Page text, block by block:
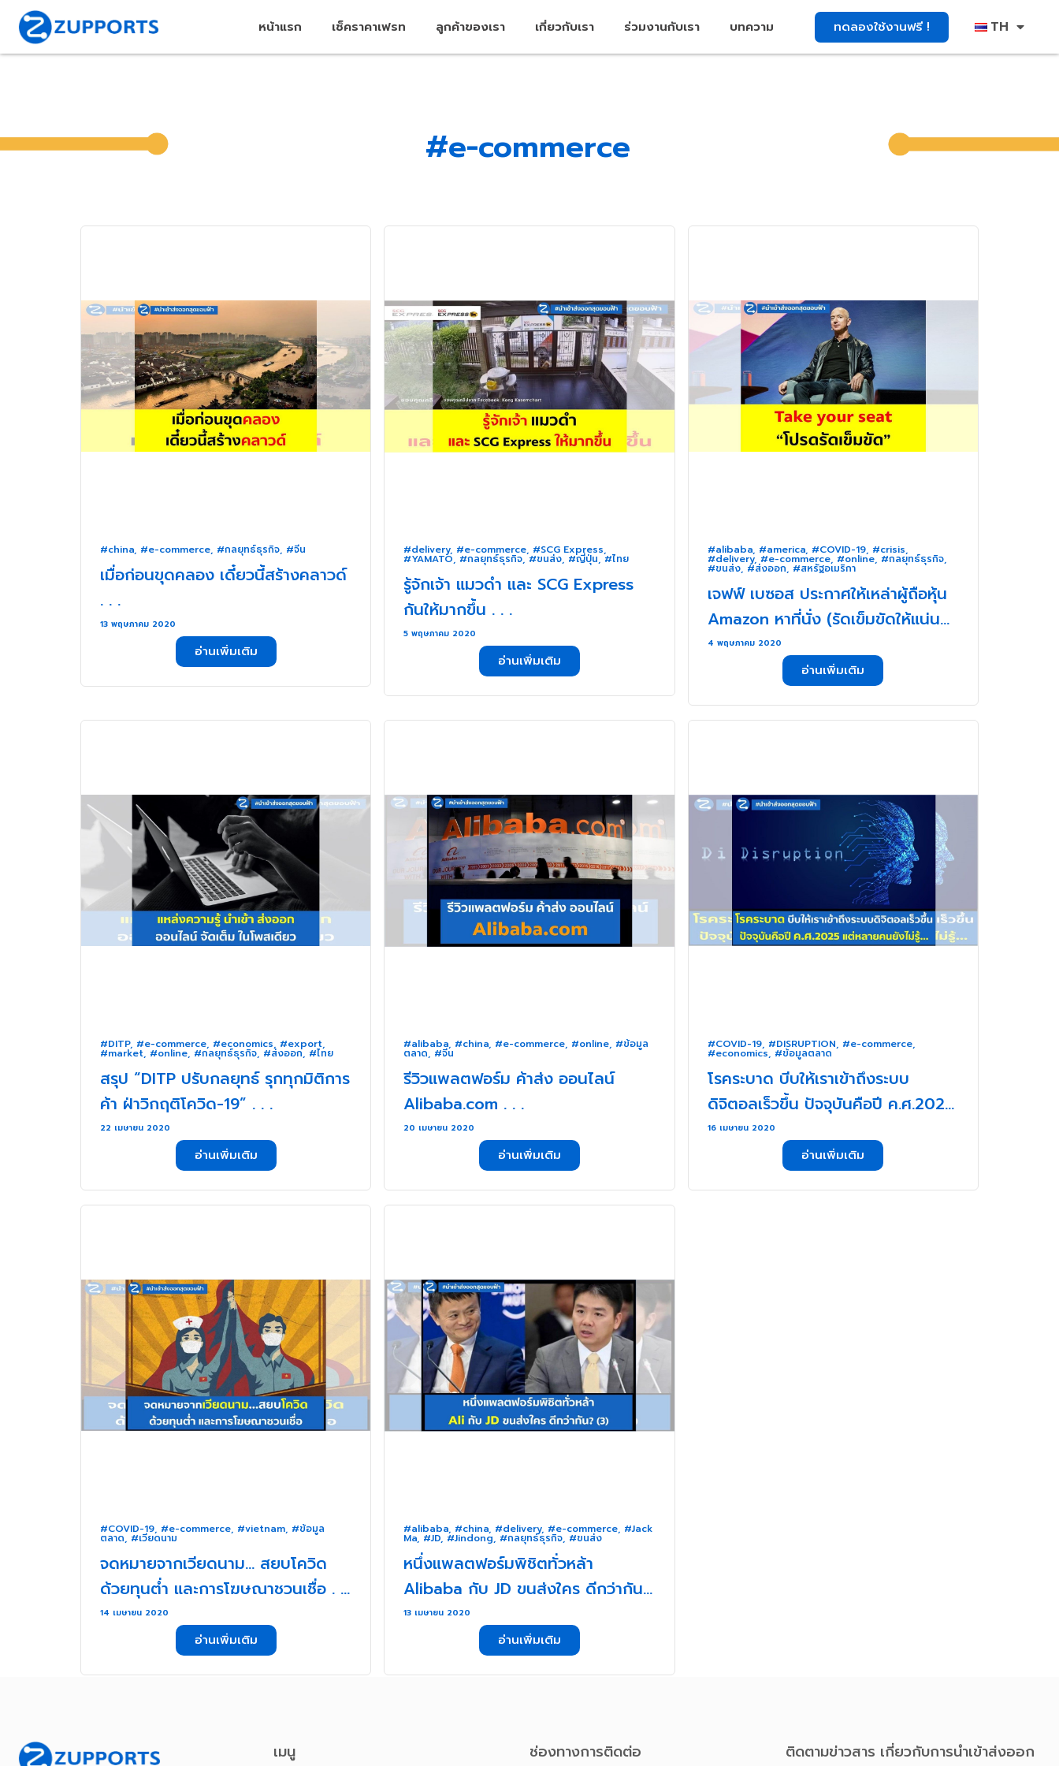
หน้าแรก เช็คราคาเฟรท ลูกค้าของเรา เกี่ยวกับเรา ร่วมงานกับเรา บทความ ทดลองใช้งานฟรี ! TH
#e-commerce
#china, #e-commerce, #กลยุทธ์ธุรกิจ, #จีน
เมื่อก่อนขุดคลอง เดี๋ยวนี้สร้างคลาวด์
. . .
13 พฤษภาคม 2020
อ่านเพิ่มเติม
#delivery, #e-commerce, #SCG Express,
#YAMATO, #กลยุทธ์ธุรกิจ,#ขนส่ง, #ญี่ปุ่น,#ไทย
รู้จักเจ้า แมวดำ และ SCG Express
กันให้มากขึ้น . . .
5 พฤษภาคม 2020
อ่านเพิ่มเติม
#alibaba, #america, #COVID-19, #crisis,
#delivery, #e-commerce, #online, #กลยุทธ์ธุรกิจ,
#ขนส่ง, #ส่งออก, #สหรัฐอเมริกา
เจฟฟ์ เบซอส ประกาศให้เหล่าผู้ถือหุ้น
Amazon หาที่นั่ง (รัดเข็มขัดให้แน่นๆ)
เพราะ เจฟฟ์ แกคิดใหญ่ไม่คิดเล็ก . . .
4 พฤษภาคม 2020
อ่านเพิ่มเติม
#DITP, #e-commerce, #economics, #export,
#market, #online, #กลยุทธ์ธุรกิจ, #ส่งออก, #ไทย
สรุป “DITP ปรับกลยุทธ์ รุกทุกมิติการ
ค้า ฝ่าวิกฤติโควิด-19” . . .
22 เมษายน 2020
อ่านเพิ่มเติม
#alibaba, #china, #e-commerce, #online, #ข้อมูล
ตลาด, #จีน
รีวิวแพลตฟอร์ม ค้าส่ง ออนไลน์
Alibaba.com . . .
20 เมษายน 2020
อ่านเพิ่มเติม
#COVID-19, #DISRUPTION, #e-commerce,
#economics, #ข้อมูลตลาด
โรคระบาด บีบให้เราเข้าถึงระบบ
ดิจิตอลเร็วขึ้น ปัจจุบันคือปี ค.ศ.2025
แต่หลายคนยังไม่รู้(ตัว)… . . .
16 เมษายน 2020
อ่านเพิ่มเติม
#COVID-19, #e-commerce, #vietnam, #ข้อมูล
ตลาด, #เวียดนาม
จดหมายจากเวียดนาม… สยบโควิด
ด้วยทุนต่ำ และการโฆษณาชวนเชื่อ . .
.14 เมษายน 2020
อ่านเพิ่มเติม
#alibaba, #china, #delivery, #e-commerce, #Jack
Ma, #JD, #Jindong, #กลยุทธ์ธุรกิจ, #ขนส่ง
หนึ่งแพลตฟอร์มพิชิตทั่วหล้า
Alibaba กับ JD ขนส่งใคร ดีกว่ากัน?
(3) . . .
13 เมษายน 2020
อ่านเพิ่มเติม
เมนู ช่องทางการติดต่อ ติดตามข่าวสาร เกี่ยวกับการนําเข้าส่งออก